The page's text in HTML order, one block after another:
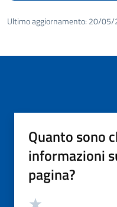
Ultimo aggiornamento: 20/05/
Quanto sono
informazioni
pagina?
Valutazione